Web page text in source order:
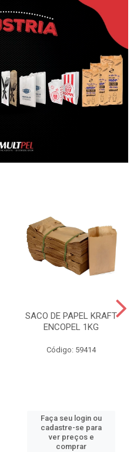
SACO DE PAPEL KRAFT
ENCOPEL 1KG
Código: 59414
Faça seu login ou
cadastre-se para
ver preços e
comprar